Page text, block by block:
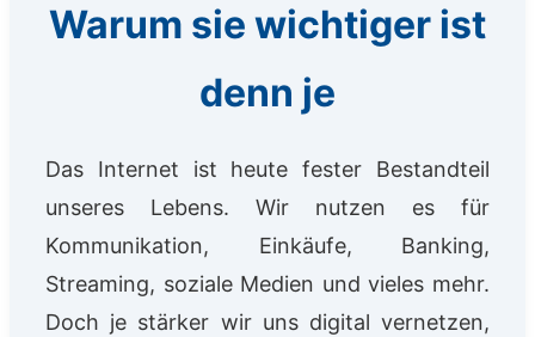
Warum sie wichtiger ist
denn je
Das Internet ist heute fester Bestandteil
unseres Lebens. Wir nutzen es für
Kommunikation, Einkäufe, Banking,
Streaming, soziale Medien und vieles mehr.
Doch je stärker wir uns digital vernetzen,